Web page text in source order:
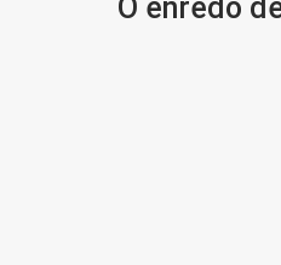
O enredo